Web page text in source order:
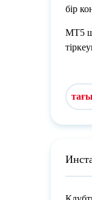
бір
МТ5